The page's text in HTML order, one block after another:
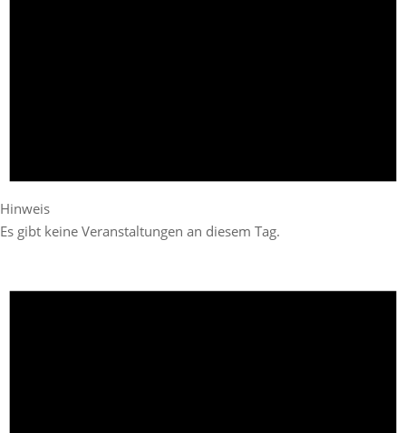
Hinweis
Es gibt keine Veranstaltungen an diesem Tag.